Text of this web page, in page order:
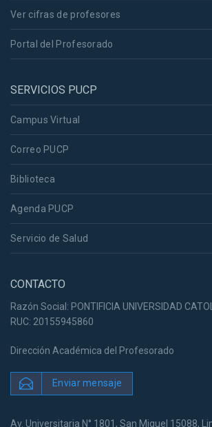
Ver cifras de profesores
Portal del Profesorado
SERVICIOS PUCP
Campus Virtual
Correo PUCP
Biblioteca
Agenda PUCP
Servicio de Salud
CONTACTO
Razón Social: PONTIFICIA UNIVERSIDAD
RUC: 20155945860
Dirección Académica del Profesorado
Enviar mensaje
Av. Universitaria N° 1801, San Miguel 15088,